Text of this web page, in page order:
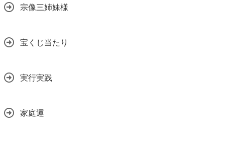
宗像三姉妹様
宝くじ当たり
実行実践
家庭運